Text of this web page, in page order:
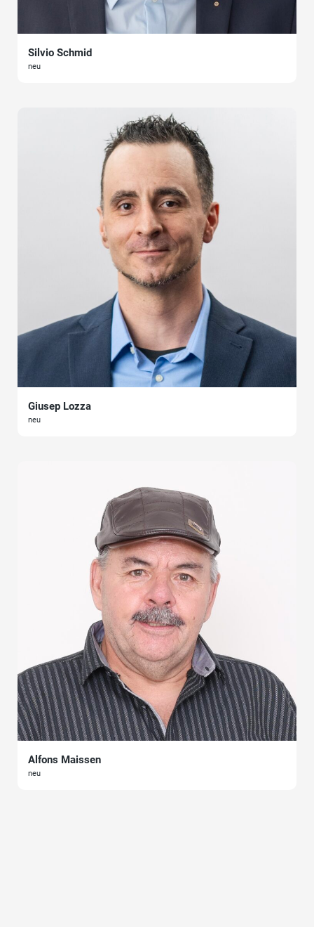
Silvio Schmid
neu
Giusep Lozza
neu
Alfons Maissen
neu